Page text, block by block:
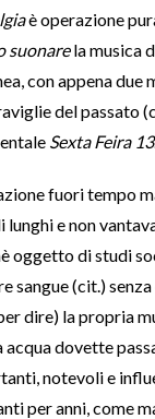
è operazione
suonarela musica
con appena
del passato
Sexta Feira 13
fuori tempo
lunghi e non
oggetto di studi
sangue (cit.)
dire) la propria
dovette
notevoli e
per anni, come